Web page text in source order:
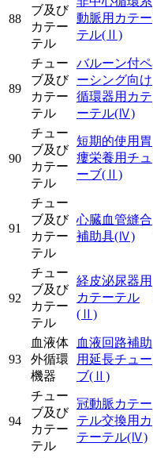
88
ブ及び
カテー
テル
動脈用カテー
テル(Ⅱ)
89
チュー
ブ及び
カテー
テル
バルーン付ペ
ーシング向け
循環器用カテ
ーテル(Ⅳ)
90
チュー
ブ及び
カテー
テル
短期的使用胃
瘻栄養用チュ
ーブ(Ⅱ)
91
チュー
ブ及び
カテー
テル
心臓血管縫合
補助具(Ⅳ)
92
チュー
ブ及び
カテー
テル
経皮泌尿器用
カテーテル
(Ⅱ)
93
血液体
外循環
機器
血液回路補助
用延長チュー
ブ(Ⅱ)
94
チュー
ブ及び
カテー
テル
冠動脈カテー
テル交換用カ
テーテル(Ⅳ)